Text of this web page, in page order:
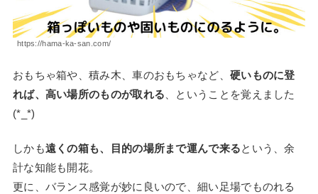
https://hama-ka-san.com/
おもちゃ箱や、積み木、車のおもちゃなど、 硬いものに登
れば、高い場所のものが取れる 、ということを覚えました
(*_*)
しかも遠くの箱も、目的の場所まで運んで来るという、余
計な知能も開花。
更に、バランス感覚が妙に良いので、細い足場でものれる